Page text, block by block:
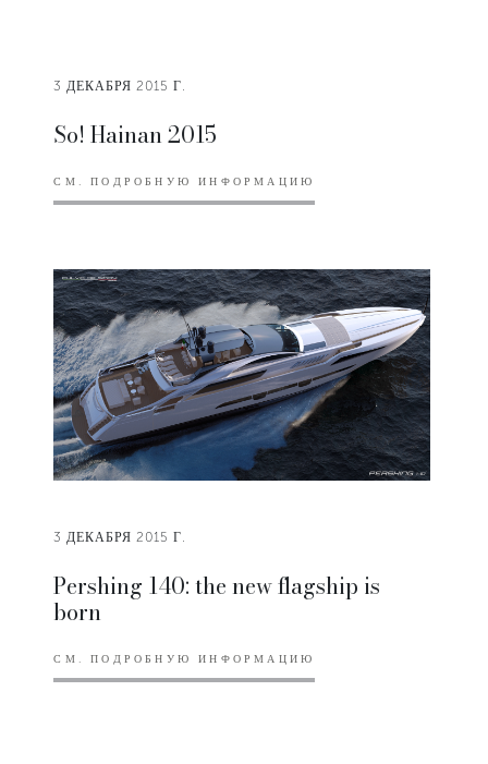
3 ДЕКАБРЯ 2015 Г.
So! Hainan 2015
СМ. ПОДРОБНУЮ ИНФОРМАЦИЮ
3 ДЕКАБРЯ 2015 Г.
Pershing 140: the new flagship is
born
СМ. ПОДРОБНУЮ ИНФОРМАЦИЮ